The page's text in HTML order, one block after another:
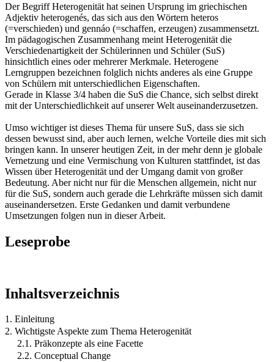
Der Begriff Heterogenität hat seinen Ursprung im griechischen
Adjektiv heterogenés, das sich aus den Wörtern heteros
(=verschieden) und gennáo (=schaffen, erzeugen) zusammensetzt.
Im pädagogischen Zusammenhang meint Heterogenität die
Verschiedenartigkeit der Schülerinnen und Schüler (SuS)
hinsichtlich eines oder mehrerer Merkmale. Heterogene
Lerngruppen bezeichnen folglich nichts anderes als eine Gruppe
von Schülern mit unterschiedlichen Eigenschaften.
Gerade in Klasse 3/4 haben die SuS die Chance, sich selbst direkt
mit der Unterschiedlichkeit auf unserer Welt auseinanderzusetzen.
Umso wichtiger ist dieses Thema für unsere SuS, dass sie sich
dessen bewusst sind, aber auch lernen, welche Vorteile dies mit sich
bringen kann. In unserer heutigen Zeit, in der mehr denn je globale
Vernetzung und eine Vermischung von Kulturen stattfindet, ist das
Wissen über Heterogenität und der Umgang damit von großer
Bedeutung. Aber nicht nur für die Menschen allgemein, nicht nur
für die SuS, sondern auch gerade die Lehrkräfte müssen sich damit
auseinandersetzen. Erste Gedanken und damit verbundene
Umsetzungen folgen nun in dieser Arbeit.
Leseprobe
Inhaltsverzeichnis
1. Einleitung
2. Wichtigste Aspekte zum Thema Heterogenität
2.1. Präkonzepte als eine Facette
2.2. Conceptual Change